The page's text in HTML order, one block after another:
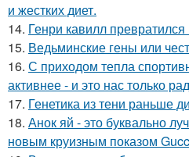
и жестких диет.
14. Генри кавилл
15. Ведьминские гены или
16. С приходом тепла
активнее - и это нас только
17. Генетика из тени раньше
18. Анок яй - это буквально
новым круизным показом